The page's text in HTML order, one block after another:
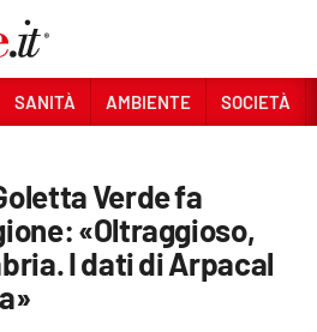
SANITÀ AMBIENTE SOCIETÀ
Verde fa
«Oltraggioso,
I dati di Arpacal